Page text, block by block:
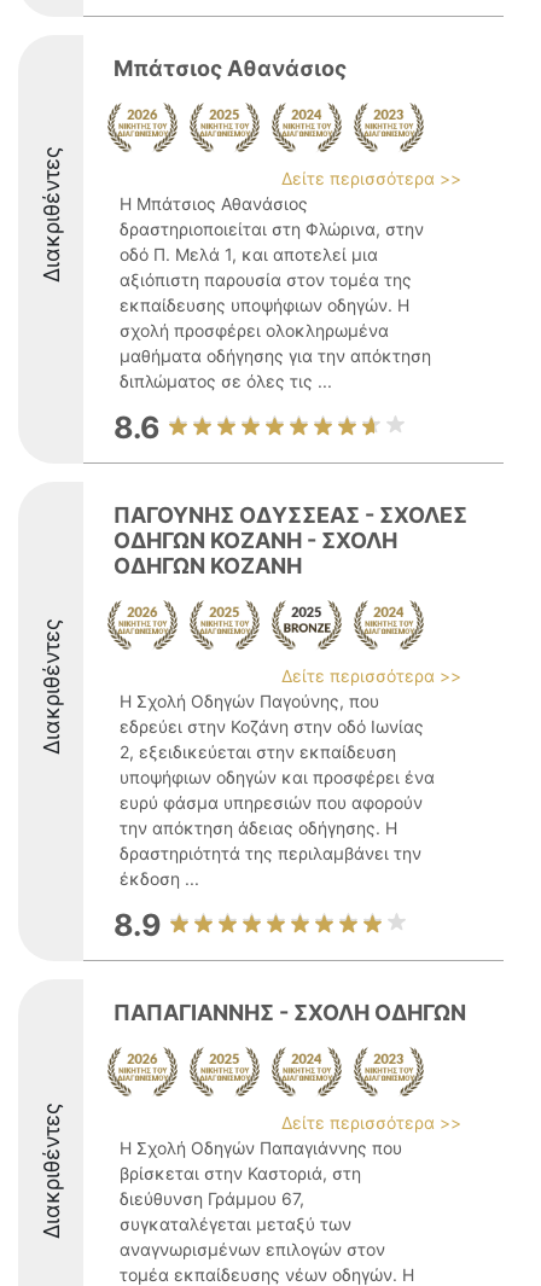
Διακριθέντες
Μπάτσιος Αθανάσιος
Δείτε περισσότερα >>
Η Μπάτσιος Αθανάσιος
δραστηριοποιείται στη Φλώρινα, στην
οδό Π. Μελά 1, και αποτελεί μια
αξιόπιστη παρουσία στον τομέα της
εκπαίδευσης υποψήφιων οδηγών. Η
σχολή προσφέρει ολοκληρωμένα
μαθήματα οδήγησης για την απόκτηση
διπλώματος σε όλες τις ...
8.6
Διακριθέντες
ΠΑΓΟΥΝΗΣ ΟΔΥΣΣΕΑΣ - ΣΧΟΛΕΣ
ΟΔΗΓΩΝ ΚΟΖΑΝΗ - ΣΧΟΛΗ
ΟΔΗΓΩΝ ΚΟΖΑΝΗ
Δείτε περισσότερα >>
Η Σχολή Οδηγών Παγούνης, που
εδρεύει στην Κοζάνη στην οδό Ιωνίας
2, εξειδικεύεται στην εκπαίδευση
υποψήφιων οδηγών και προσφέρει ένα
ευρύ φάσμα υπηρεσιών που αφορούν
την απόκτηση άδειας οδήγησης. Η
δραστηριότητά της περιλαμβάνει την
έκδοση ...
8.9
Διακριθέντες
ΠΑΠΑΓΙΑΝΝΗΣ - ΣΧΟΛΗ ΟΔΗΓΩΝ
Δείτε περισσότερα >>
Η Σχολή Οδηγών Παπαγιάννης που
βρίσκεται στην Καστοριά, στη
διεύθυνση Γράμμου 67,
συγκαταλέγεται μεταξύ των
αναγνωρισμένων επιλογών στον
τομέα εκπαίδευσης νέων οδηγών. Η